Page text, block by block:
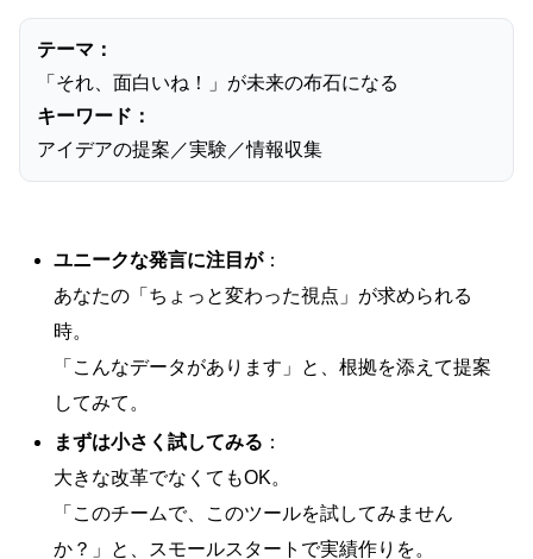
テーマ：
「それ、面白いね！」が未来の布石になる
キーワード：
アイデアの提案／実験／情報収集
ユニークな発言に注目が：
あなたの「ちょっと変わった視点」が求められる
時。
「こんなデータがあります」と、根拠を添えて提案
してみて。
まずは小さく試してみる ：
大きな改革でなくてもOK。
「このチームで、このツールを試してみません
か？」と、スモールスタートで実績作りを。